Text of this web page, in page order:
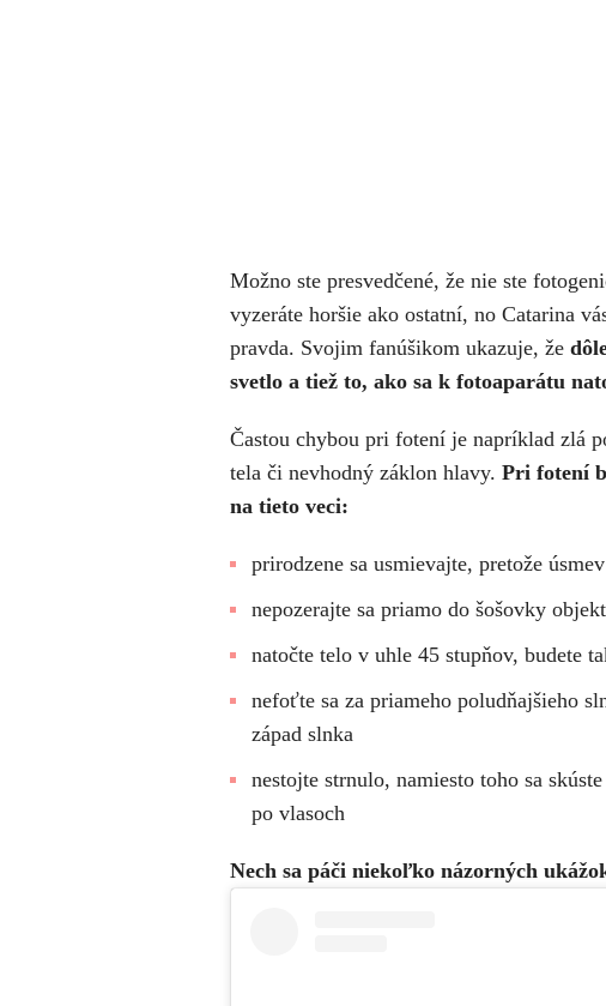
Možno ste presvedčené, že nie ste
vyzeráte horšie ako ostatní, no Catarina
pravda. Svojim fanúšikom ukazuje, že
svetlo a tiež to, ako sa k fotoaparátu
Častou chybou pri fotení je napríklad zlá
tela či nevhodný záklon hlavy. Pri fotení
na tieto veci:
prirodzene sa usmievajte, pretože
nepozerajte sa priamo do šošovky
natočte telo v uhle 45 stupňov, budete
nefoťte sa za priameho poludňajšieho
západ slnka
nestojte strnulo, namiesto toho sa
po vlasoch
Nech sa páči niekoľko názorných